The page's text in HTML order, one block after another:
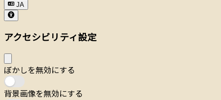
JA
アクセシビリティ設定
ぼかしを無効にする
背景画像を無効にする